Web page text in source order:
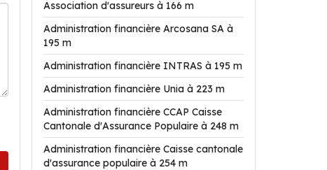
Association d'assureurs à 166 m
Administration financière Arcosana SA à
195 m
Administration financière INTRAS à 195 m
Administration financière Unia à 223 m
Administration financière CCAP Caisse
Cantonale d'Assurance Populaire à 248 m
Administration financière Caisse cantonale
d'assurance populaire à 254 m